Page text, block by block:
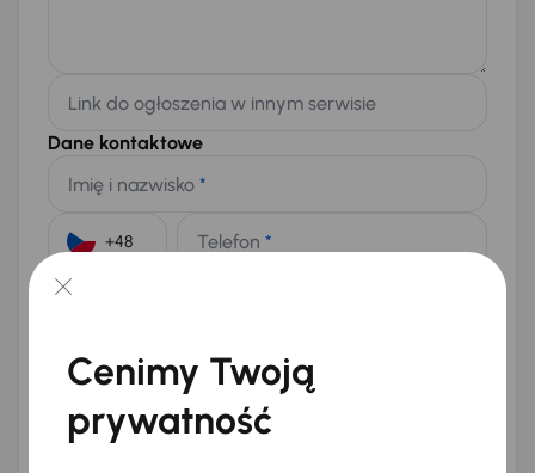
Link do ogłoszenia w innym serwisie
Dane kontaktowe
Imię i nazwisko *
Telefon *
E-mail
Na e-mail(opcjonalnie)
Na numer telefonu (opcjonalnie)
Wyślij zapytanie
Cenimy Twoją
prywatność